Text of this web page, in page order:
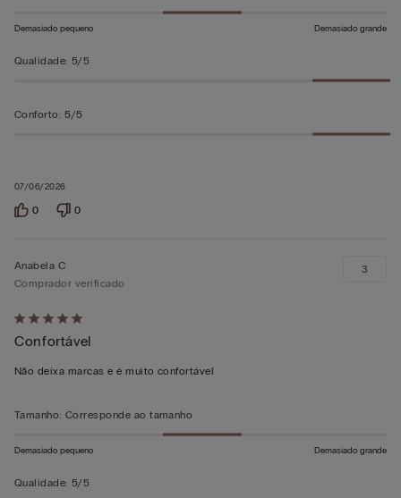
07/06/2026
Demasiado pequeno Demasiado grande
Qualidade: 5/5
Conforto: 5/5
0 0
Atribuiu
5
em
Anabela C
Comprador verificado
Confortável
Não deixa marcas e é muito confortável
3
Tamanho: Corresponde ao tamanho
Demasiado pequeno Demasiado grande
Qualidade: 5/5